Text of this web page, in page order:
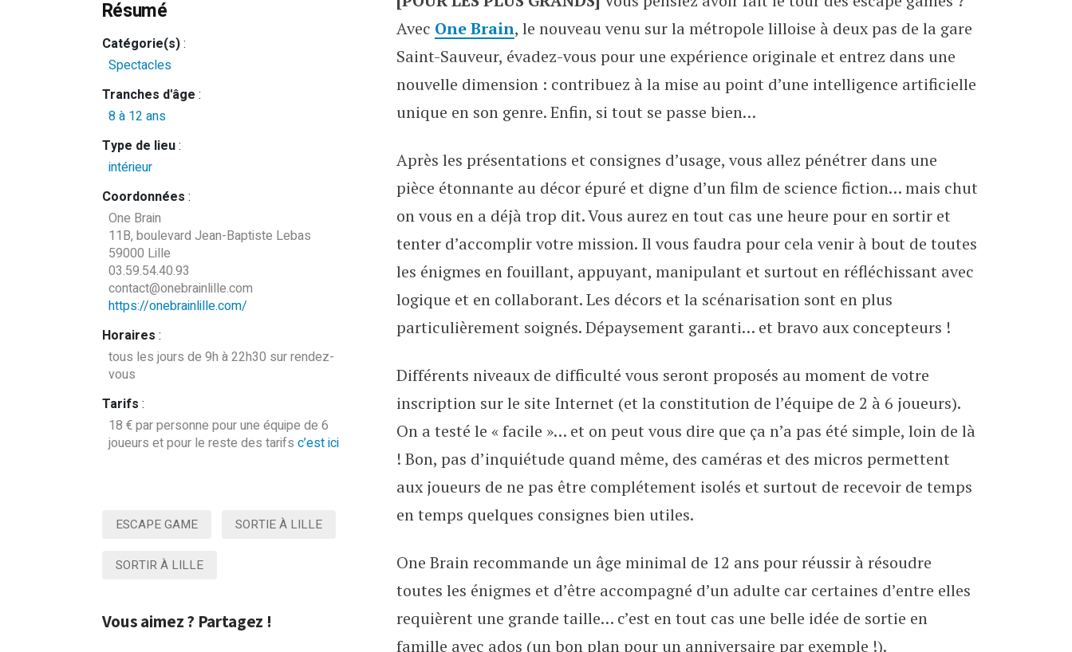
One Brain, l’escape game version 2.0
Avec One Brain, le nouveau venu sur la métropole lilloise à deux pas de la gare
Saint-Sauveur, évadez-vous pour une expérience originale et entrez dans une
nouvelle dimension : contribuez à la mise au point d’une intelligence artificielle
unique en son genre. Enfin, si tout se passe bien…
Après les présentations et consignes d’usage, vous allez pénétrer dans une
pièce étonnante au décor épuré et digne d’un film de science fiction… mais chut
on vous en a déjà trop dit. Vous aurez en tout cas une heure pour en sortir et
tenter d’accomplir votre mission. Il vous faudra pour cela venir à bout de toutes
les énigmes en fouillant, appuyant, manipulant et surtout en réfléchissant avec
logique et en collaborant. Les décors et la scénarisation sont en plus
particulièrement soignés. Dépaysement garanti… et bravo aux concepteurs !
Différents niveaux de difficulté vous seront proposés au moment de votre
inscription sur le site Internet (et la constitution de l’équipe de 2 à 6 joueurs).
On a testé le « facile »… et on peut vous dire que ça n’a pas été simple, loin de là
! Bon, pas d’inquiétude quand même, des caméras et des micros permettent
aux joueurs de ne pas être complétement isolés et surtout de recevoir de temps
en temps quelques consignes bien utiles.
One Brain recommande un âge minimal de 12 ans pour réussir à résoudre
toutes les énigmes et d’être accompagné d’un adulte car certaines d’entre elles
requièrent une grande taille… c’est en tout cas une belle idée de sortie en
famille avec ados (un bon plan pour un anniversaire par exemple !).
Résumé
Catégorie(s):
Spectacles
Tranches d'âge :
8 à 12 ans
Type de lieu:
intérieur
Coordonnées :
One Brain
11B, boulevard Jean-Baptiste Lebas
59000 Lille
03.59.54.40.93
contact@onebrainlille.com
https://onebrainlille.com/
Horaires :
tous les jours de 9h à 22h30 sur rendez-
vous
Tarifs :
18 € par personne pour une équipe de 6
joueurs et pour le reste des tarifs c’est ici
ESCAPE GAME SORTIE À LILLE
SORTIR À LILLE
Vous aimez ? Partagez !